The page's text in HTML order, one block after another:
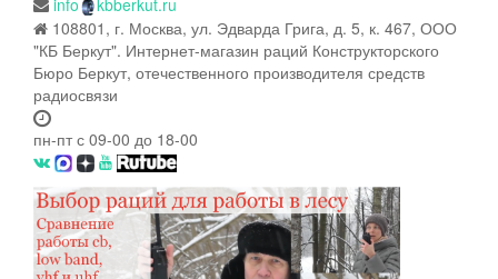
info
kbberkut.ru
108801, г. Москва, ул. Эдварда Грига, д. 5, к. 467, ООО
"КБ Беркут". Интернет-магазин раций Конструкторского
Бюро Беркут, отечественного производителя средств
радиосвязи
пн-пт с 09-00 до 18-00